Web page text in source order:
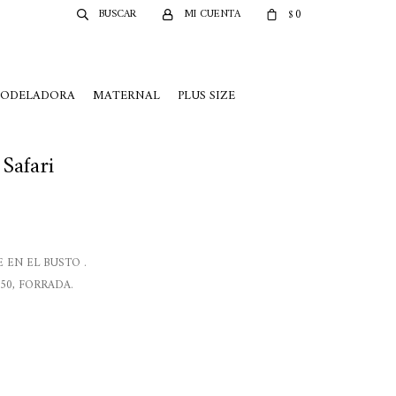
MATERNAL PLUS SIZE
$0
EN EL BUSTO .
FORRADA.